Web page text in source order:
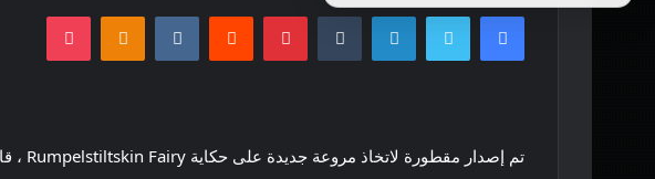
فيسبوكتويتر لينكدإن بينتيريست Odnoklassniki
بوكيت
تم إصدار مقطورة لاتخاذ مروعة جديدة على حكاية Rumpelstiltskin Fairy ، قادمة إلى Vod في أبريل